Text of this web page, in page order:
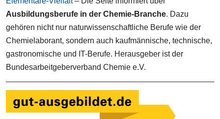
Ausbildungsberufe in der Chemie-Branche. Dazu
gehören nicht nur naturwissenschaftliche Berufe wie der
Chemielaborant, sondern auch kaufmännische, technische,
gastronomische und IT-Berufe. Herausgeber ist der
Bundesarbeitgeberverband Chemie e.V.